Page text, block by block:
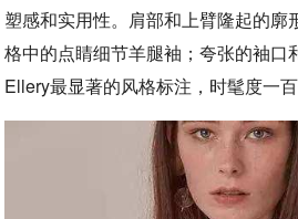
塑感和实用性。肩部和上臂隆起的廓
格中的点睛细节羊腿袖；夸张的袖口
Ellery最显著的风格标注，时髦度一百